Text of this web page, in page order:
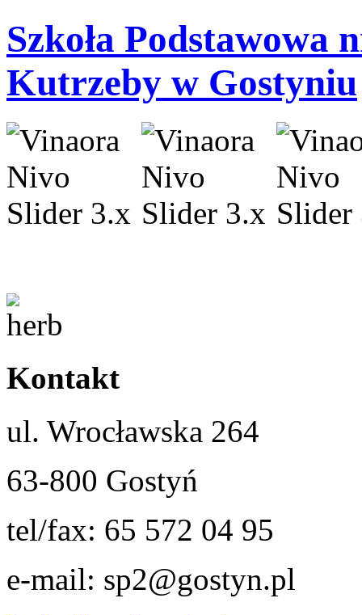
Szkoła Podstawowa
Kutrzeby w Gostyniu
Kontakt
ul. Wrocławska 264
63-800 Gostyń
tel/fax: 65 572 04 95
e-mail: sp2@gostyn.pl